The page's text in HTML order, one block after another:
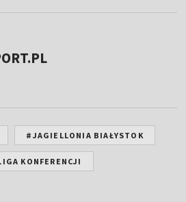
#JAGIELLONIA BIAŁYSTOK
KONFERENCJI